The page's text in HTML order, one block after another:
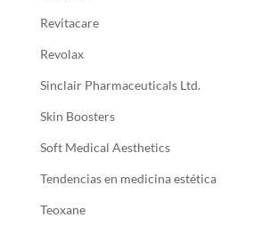
Revitacare
Revolax
Sinclair Pharmaceuticals Ltd.
Skin Boosters
Soft Medical Aesthetics
Tendencias en medicina estética
Teoxane